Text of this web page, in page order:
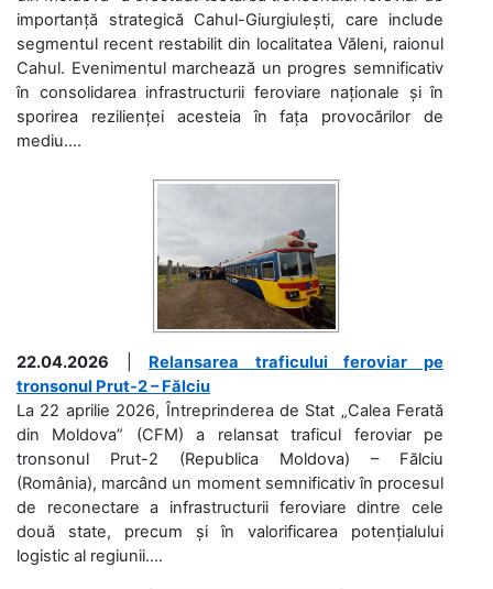
importanță strategică Cahul-Giurgiulești, care include
segmentul recent restabilit din localitatea Văleni, raionul
Cahul. Evenimentul marchează un progres semnificativ
în consolidarea infrastructurii feroviare naționale și în
sporirea rezilienței acesteia în fața provocărilor de
mediu....
22.04.2026
Relansarea traficului feroviar pe
tronsonul Prut-2 – Fălciu
La 22 aprilie 2026, Întreprinderea de Stat „Calea Ferată
din Moldova” (CFM) a relansat traficul feroviar pe
tronsonul Prut-2 (Republica Moldova) – Fălciu
(România), marcând un moment semnificativ în procesul
de reconectare a infrastructurii feroviare dintre cele
două state, precum și în valorificarea potențialului
logistic al regiunii....